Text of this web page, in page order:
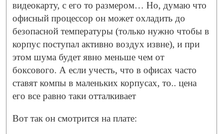
видеокарту, с его то размером… Но, думаю что
офисный процессор он может охладить до
безопасной температуры (только нужно чтобы в
корпус поступал активно воздух извне), и при
этом шума будет явно меньше чем от
боксового. А если учесть, что в офисах часто
ставят компы в маленьких корпусах, то.. цена
его все равно таки отталкивает
Вот так он смотрится на плате: